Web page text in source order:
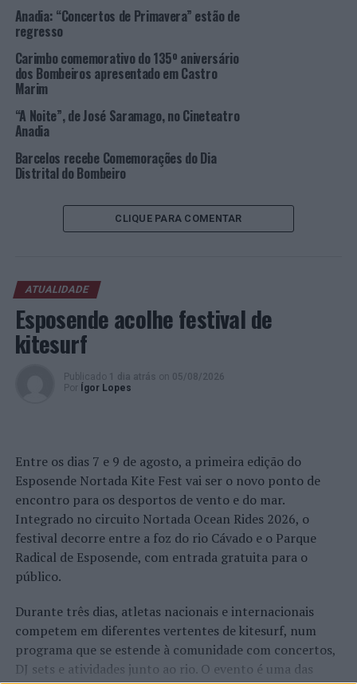
Carnaxide
NÃO PERCA
Lagos: Município prepara-se para exercer as novas
competências de Ação Social
Anadia: “Concertos de Primavera” estão de
regresso
Carimbo comemorativo do 135º aniversário
dos Bombeiros apresentado em Castro
Marim
“A Noite”, de José Saramago, no Cineteatro
Anadia
Barcelos recebe Comemorações do Dia
Distrital do Bombeiro
CLIQUE PARA COMENTAR
ATUALIDADE
Esposende acolhe festival de
kitesurf
Publicado 1 dia atrás on 05/08/2026
Por
Ígor Lopes
Entre os dias 7 e 9 de agosto, a primeira edição do
Esposende Nortada Kite Fest vai ser o novo ponto de
encontro para os desportos de vento e do mar.
Integrado no circuito Nortada Ocean Rides 2026, o
festival decorre entre a foz do rio Cávado e o Parque
Radical de Esposende, com entrada gratuita para o
público.
Durante três dias, atletas nacionais e internacionais
competem em diferentes vertentes de kitesurf, num
programa que se estende à comunidade com concertos,
DJ sets e atividades junto ao rio. O evento é uma das